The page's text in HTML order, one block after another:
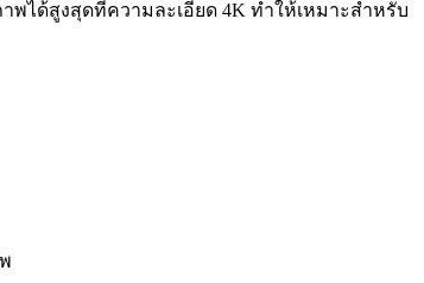
พได้สูงสุดที่ความละเอียด 4K ทำให้เหมาะสำหรับ